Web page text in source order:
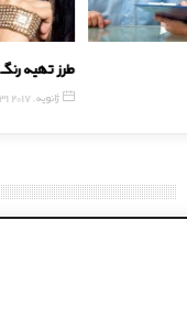
طرز تهیه
31 ژانویه, 2017